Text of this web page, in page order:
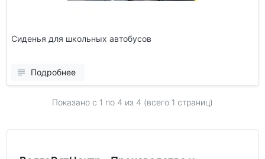
Сиденья для школьных автобусов
Подробнее
Показано с 1 по 4 из 4 (всего 1 страниц)